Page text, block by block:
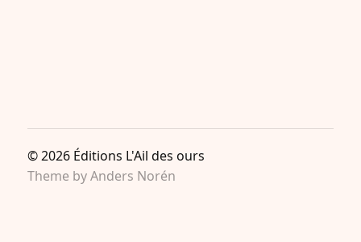
© 2026 Éditions L'Ail des ours
Theme byAnders Norén